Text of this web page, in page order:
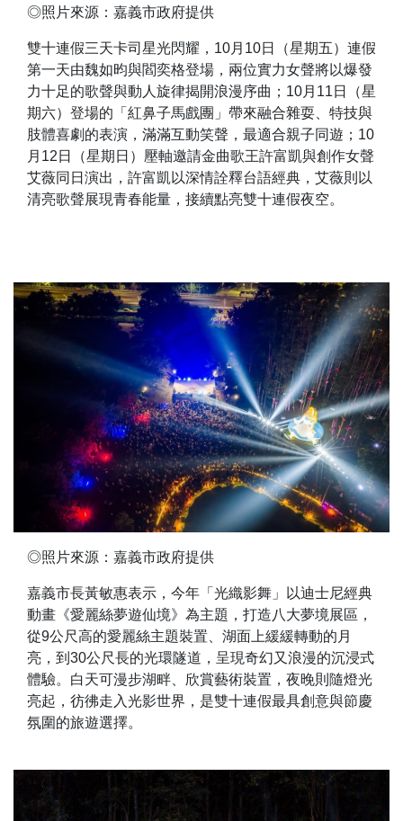
◎照片來源：嘉義市政府提供
雙十連假三天卡司星光閃耀，10月10日（星期五）連假
第一天由魏如昀與閻奕格登場，兩位實力女聲將以爆發
力十足的歌聲與動人旋律揭開浪漫序曲；10月11日（星
期六）登場的「紅鼻子馬戲團」帶來融合雜耍、特技與
肢體喜劇的表演，滿滿互動笑聲，最適合親子同遊；10
月12日（星期日）壓軸邀請金曲歌王許富凱與創作女聲
艾薇同日演出，許富凱以深情詮釋台語經典，艾薇則以
清亮歌聲展現青春能量，接續點亮雙十連假夜空。
◎照片來源：嘉義市政府提供
嘉義市長黃敏惠表示，今年「光織影舞」以迪士尼經典
動畫《愛麗絲夢遊仙境》為主題，打造八大夢境展區，
從9公尺高的愛麗絲主題裝置、湖面上緩緩轉動的月
亮，到30公尺長的光環隧道，呈現奇幻又浪漫的沉浸式
體驗。白天可漫步湖畔、欣賞藝術裝置，夜晚則隨燈光
亮起，彷彿走入光影世界，是雙十連假最具創意與節慶
氛圍的旅遊選擇。